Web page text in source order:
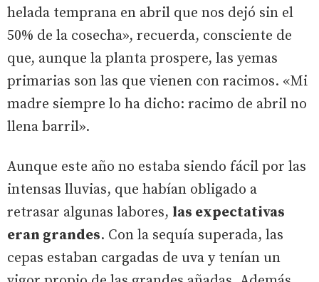
helada temprana en abril que nos dejó sin el
50% de la cosecha», recuerda, consciente de
que, aunque la planta prospere, las yemas
primarias son las que vienen con racimos. «Mi
madre siempre lo ha dicho: racimo de abril no
llena barril».
Aunque este año no estaba siendo fácil por las
intensas lluvias, que habían obligado a
retrasar algunas labores, las expectativas
eran grandes. Con la sequía superada, las
cepas estaban cargadas de uva y tenían un